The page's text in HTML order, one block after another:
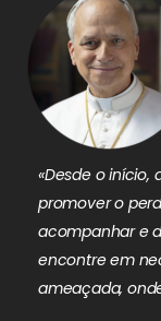
«Desde o início,
promover o
acompanhar e
encontre em
ameaçada,